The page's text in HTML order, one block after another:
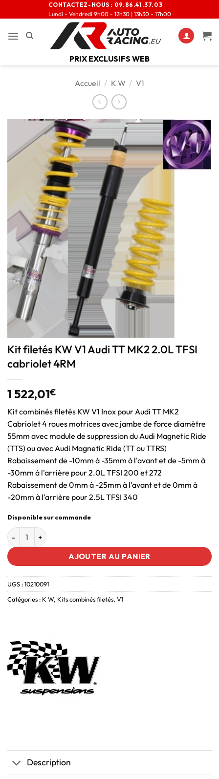
CONTACTEZ-NOUS : 09.86.41.37.03
Lundi - Vendredi 9h00 - 12h30 | 13h30 - 17h00
PRIX EXCLUSIFS WEB
Accueil / K W / V1
Kit filetés KW V1 Audi TT MK2 2.0L TFSI
cabriolet 4RM
1 522,01€
Kit combinés filetés KW V1 Inox pour Audi TT MK2
Cabriolet 4 roues motrices avec jambe de force diamètre
55mm avec module de suppression du Audi Magnetic Ride
(TTS) ou avec Audi Magnetic Ride (TT ou TTRS)
Rabaissement de -10mm à -35mm à l'avant et de -5mm à
-30mm à l'arrière pour 2.0L TFSI 200 et 272
Rabaissement de 0mm à -25mm à l'avant et de 0mm à
-20mm à l'arrière pour 2.5L TFSI 340
Disponible sur commande
AJOUTER AU PANIER
UGS :10210091
Catégories : K W, Kits combinés filetés, V1
Description